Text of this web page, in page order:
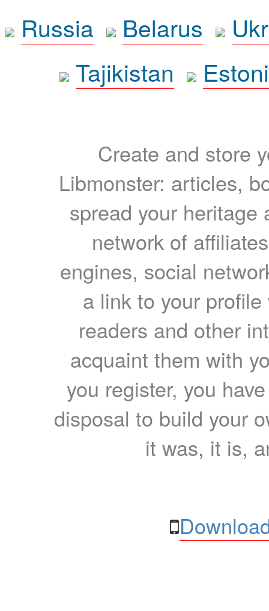
Russia
Belarus
Tajikistan
Create and store
Libmonster: articles,
spread your heritage
network of
engines, social
a link to your
readers and other
acquaint them with
you register, you
disposal to build your
it was, it is,